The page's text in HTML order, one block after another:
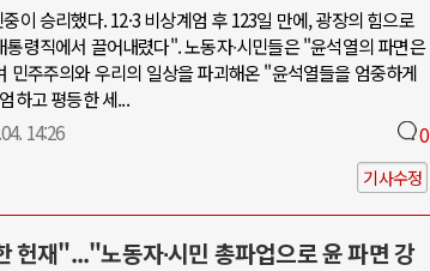
이 승리했다. 12·3 비상계엄 후 123일 만에, 광장의 힘으로
령직에서 끌어내렸다". 노동자∙시민들은 "윤석열의 파면은
민주주의와 우리의 일상을 파괴해온 "윤석열들을 엄중하게
하고 평등한 세...
14:26 0
기사수정
헌재"..."노동자∙시민 총파업으로 윤 파면 강